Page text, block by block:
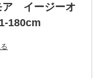
ア イージーオ
180cm